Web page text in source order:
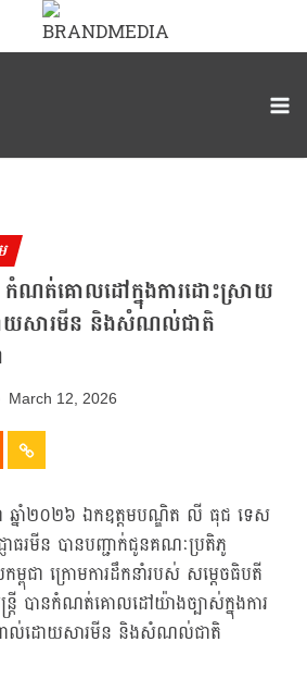
កំណត់គោលដៅក្នុងការដោះស្រាយ
យសារមីន និងសំណល់ជាតិ
March 12, 2026
ឆ្នាំ២០២៦ ឯកឧត្តមបណ្ឌិត លី ធុជ ទេស
ញាធរមីន បានបញ្ជាក់ជូនគណៈប្រតិភូ
ម្ពុជា ក្រោមការដឹកនាំរបស់ សម្តេចធិបតី
តី បានកំណត់គោលដៅយ៉ាងច្បាស់ក្នុងការ
ាល់ដោយសារមីន និងសំណល់ជាតិ